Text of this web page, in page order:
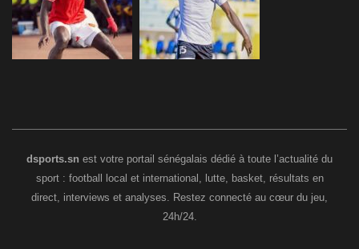
dsports.sn est votre portail sénégalais dédié à toute l’actualité du
sport : football local et international, lutte, basket, résultats en
direct, interviews et analyses. Restez connecté au cœur du jeu,
24h/24.